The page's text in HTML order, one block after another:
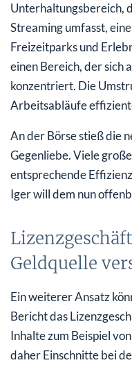
Unterhaltungsbereich,
Streaming umfasst,
Freizeitparks und
einen Bereich, der sich
konzentriert. Die
Arbeitsabläufe
An der Börse stieß die
Gegenliebe. Viele
entsprechende
Iger will dem nun
Geldquelle
Ein weiterer Ansatz
Bericht das
Inhalte zum Beispiel
daher Einschnitte bei